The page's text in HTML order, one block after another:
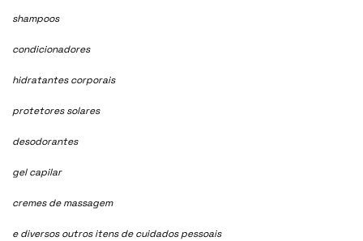
shampoos
condicionadores
hidratantes corporais
protetores solares
desodorantes
gel capilar
cremes de massagem
e diversos outros itens de cuidados pessoais